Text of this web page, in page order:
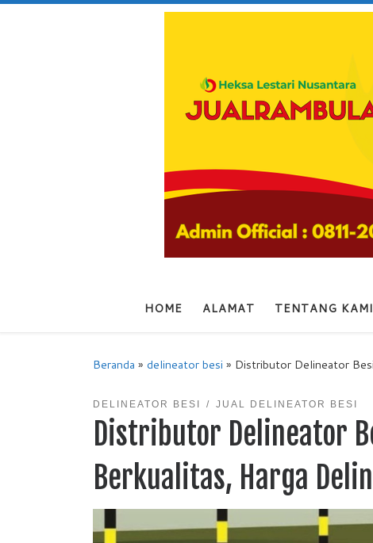
HOME ALAMAT TENTANG KAMI
Beranda » delineator besi » Distributor Delineator
DELINEATOR BESI JUAL DELINEATOR BESI
Distributor Delineator
Berkualitas, Harga